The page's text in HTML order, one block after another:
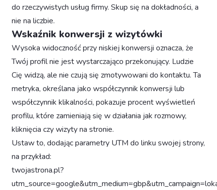
do rzeczywistych usług firmy. Skup się na dokładności, a
nie na liczbie.
Wskaźnik konwersji z wizytówki
Wysoka widoczność przy niskiej konwersji oznacza, że
Twój profil nie jest wystarczająco przekonujący. Ludzie
Cię widzą, ale nie czują się zmotywowani do kontaktu. Ta
metryka, określana jako współczynnik konwersji lub
współczynnik klikalności, pokazuje procent wyświetleń
profilu, które zamieniają się w działania jak rozmowy,
kliknięcia czy wizyty na stronie.
Ustaw to, dodając parametry UTM do linku swojej strony,
na przykład:
twojastrona.pl?